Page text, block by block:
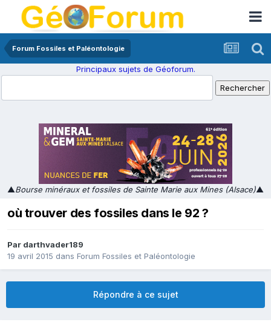
Forum Fossiles et Paléontologie
Principaux sujets de Géoforum.
▲Bourse minéraux et fossiles de Sainte Marie aux Mines (Alsace)▲
où trouver des fossiles dans le 92 ?
Par darthvader189
19 avril 2015 dans Forum Fossiles et Paléontologie
Répondre à ce sujet